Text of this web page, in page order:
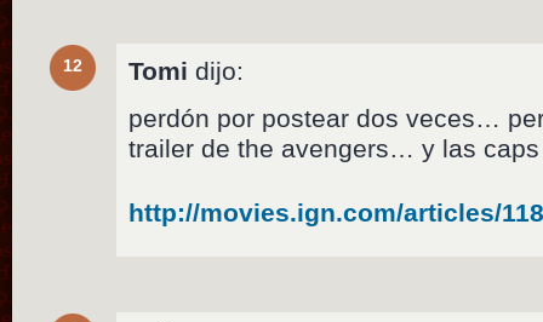
12 Tomi dijo:
perdón por postear dos veces…
trailer de the avengers… y las
http://movies.ign.com/articles/